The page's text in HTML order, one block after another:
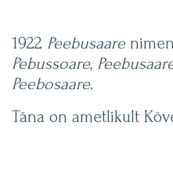
1922 Peebusaare
Pebussoare,
Peebosaare.
Täna on ametlikult